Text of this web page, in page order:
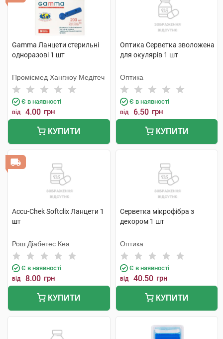
Gamma Ланцети стерильні
одноразові 1 шт
Промісмед Хангжоу Медітеч
Є в наявності
від 4.00 грн
КУПИТИ
Оптика Серветка зволожена
для окулярів 1 шт
Оптика
Є в наявності
від 6.50 грн
КУПИТИ
Accu-Chek Softclix Ланцети 1
шт
Рош Діабетес Кеа
Є в наявності
від 8.00 грн
КУПИТИ
Серветка мікрофібра з
декором 1 шт
Оптика
Є в наявності
від 40.50 грн
КУПИТИ